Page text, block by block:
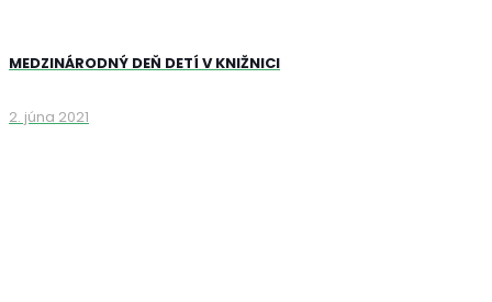
MEDZINÁRODNÝ DEŇ DETÍ V KNIŽNICI
2. júna 2021